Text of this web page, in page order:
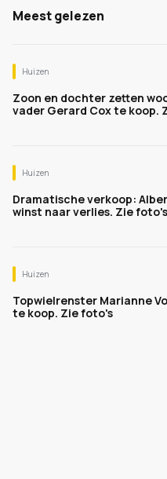
Meest gelezen
Huizen
Zoon en dochter zetten
vader Gerard Cox te koop.
Huizen
Dramatische verkoop:
winst naar verlies. Zie foto's
Huizen
Topwielrenster Marianne
te koop. Zie foto's